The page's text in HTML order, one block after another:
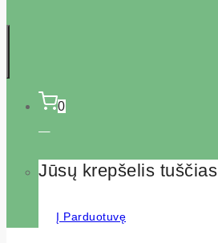
0
Jūsų krepšelis tuščias
Į Parduotuvę